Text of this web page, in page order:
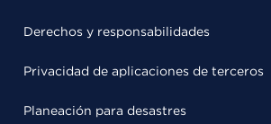
Derechos y responsabilidades
Privacidad de aplicaciones de terceros
Planeación para desastres